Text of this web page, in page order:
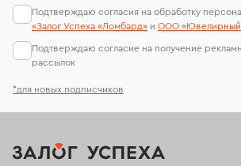
*для новых подписчиков
Подтверждаю согласия на обработку
«Залог Успеха «Ломбард» и ООО «Ювелирный
Подтверждаю согласие на получение
рассылок